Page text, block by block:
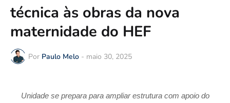
técnica às obras da nova
maternidade do HEF
Por Paulo Melo - maio 30, 2025
Unidade se prepara para ampliar estrutura com apoio do